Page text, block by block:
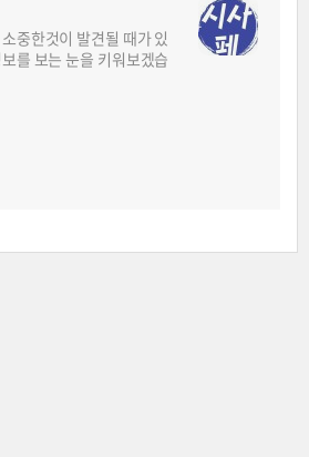
중한것이 발견될 때가 있
를 보는 눈을 키워보겠습